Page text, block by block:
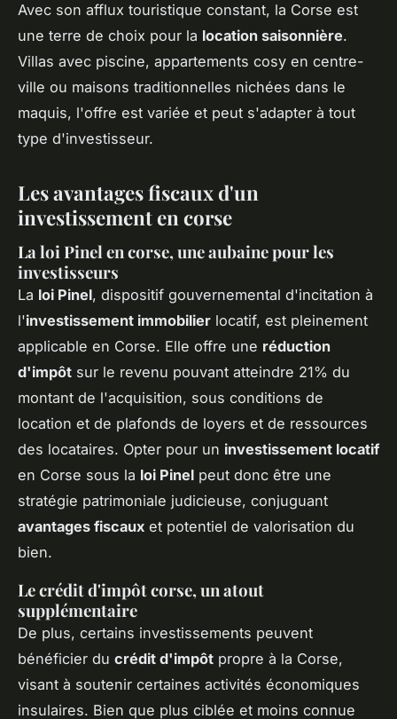
Avec son afflux touristique constant, la Corse est
une terre de choix pour la location saisonnière.
Villas avec piscine, appartements cosy en centre-
ville ou maisons traditionnelles nichées dans le
maquis, l'offre est variée et peut s'adapter à tout
type d'investisseur.
Les avantages fiscaux d'un
investissement en corse
La loi Pinel en corse, une aubaine pour les
investisseurs
La loi Pinel, dispositif gouvernemental d'incitation à
l'investissement immobilier locatif, est pleinement
applicable en Corse. Elle offre une réduction
d'impôt sur le revenu pouvant atteindre 21% du
montant de l'acquisition, sous conditions de
location et de plafonds de loyers et de ressources
des locataires. Opter pour un investissement locatif
en Corse sous la loi Pinel peut donc être une
stratégie patrimoniale judicieuse, conjuguant
avantages fiscaux et potentiel de valorisation du
bien.
Le crédit d'impôt corse, un atout
supplémentaire
De plus, certains investissements peuvent
bénéficier du crédit d'impôt propre à la Corse,
visant à soutenir certaines activités économiques
insulaires. Bien que plus ciblée et moins connue